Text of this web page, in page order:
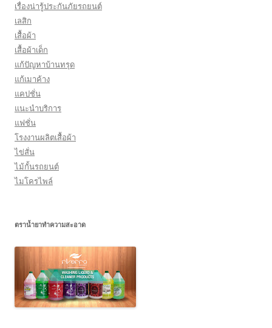
เรื่องน่ารู้ประกันภัยรถยนต์
เลสิก
เสื้อผ้า
เสื้อผ้าเด็ก
แก้ปัญหาบ้านทรุด
แก้เมาค้าง
แคปชั่น
แนะนำบริการ
แฟชั่น
โรงงานผลิตเสื้อผ้า
ไข่สั่น
ไม้กั้นรถยนต์
ไมโครไพล์
ตราน้ำยาทำความสะอาด